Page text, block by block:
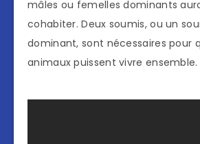
mâles ou femelles dominants
cohabiter. Deux soumis, ou un
dominant, sont nécessaires pour
animaux puissent vivre ensemble.